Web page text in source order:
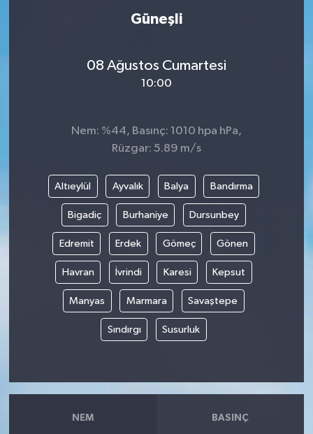
Güneşli
08 Ağustos Cumartesi
10:00
Nem: %44, Basınç: 1010 hpa hPa,
Rüzgar: 5.89 m/s
Altıeylül Ayvalık Balya Bandırma
Bigadiç Burhaniye Dursunbey
Edremit Erdek Gömeç Gönen
Havran İvrindi Karesi Kepsut
Manyas Marmara Savaştepe
Sındırgı Susurluk
NEM BASINÇ
Yaşam